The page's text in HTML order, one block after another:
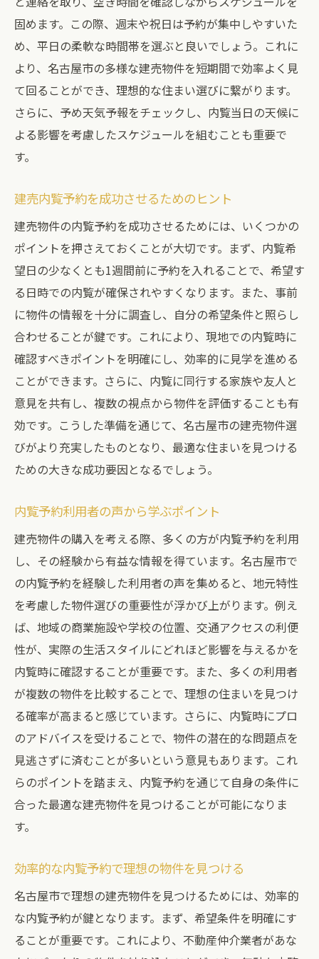
内覧予約で名古屋市の建売を見極めるコツ
効率的な内覧予約のための準備と計画
内覧予約を活用した賢い物件選び
地元特性を活かした建売選びで新生活をスター
ト
地元特性を知ることで得られる住まいの選
名古屋市の地元特性を反映した建売物件選
地元特性を活かした新生活のスタート方法
名古屋市の地域特性を考慮した建売選びの
コツ
ローカル情報で新生活をより豊かにする方
法
名古屋市ならではの地元特性を活かした建
売
安心の建売購入プロセスを名古屋市で体感
建売購入で重要なプロセスとその意義
名古屋市で安心の購入を実現する方法
サポート
ント
名古屋市の建売購入で安心感を得る秘訣
プロが教える安心の建売購入プロセス
有明ハウジングで名古屋市の建売物件を賢く選
ぶ
有明ハウジングの選び方で差がつく建売購
入
名古屋市の建売を見極めるためのポイント
賢い建売選びを実現するための秘訣
名古屋市での建売選びを成功させるための
方法
ント
固めます。この際、週末や祝日は予約が集中しやすいた
め、平日の柔軟な時間帯を選ぶと良いでしょう。これに
より、名古屋市の多様な建売物件を短期間で効率よく見
て回ることができ、理想的な住まい選びに繋がります。
さらに、予め天気予報をチェックし、内覧当日の天候に
よる影響を考慮したスケジュールを組むことも重要で
す。
建売内覧予約を成功させるためのヒント
建売物件の内覧予約を成功させるためには、いくつかの
ポイントを押さえておくことが大切です。まず、内覧希
望日の少なくとも1週間前に予約を入れることで、希望す
る日時での内覧が確保されやすくなります。また、事前
に物件の情報を十分に調査し、自分の希望条件と照らし
合わせることが鍵です。これにより、現地での内覧時に
確認すべきポイントを明確にし、効率的に見学を進める
ことができます。さらに、内覧に同行する家族や友人と
意見を共有し、複数の視点から物件を評価することも有
効です。こうした準備を通じて、名古屋市の建売物件選
びがより充実したものとなり、最適な住まいを見つける
ための大きな成功要因となるでしょう。
内覧予約利用者の声から学ぶポイント
建売物件の購入を考える際、多くの方が内覧予約を利用
し、その経験から有益な情報を得ています。名古屋市で
の内覧予約を経験した利用者の声を集めると、地元特性
を考慮した物件選びの重要性が浮かび上がります。例え
ば、地域の商業施設や学校の位置、交通アクセスの利便
性が、実際の生活スタイルにどれほど影響を与えるかを
内覧時に確認することが重要です。また、多くの利用者
が複数の物件を比較することで、理想の住まいを見つけ
る確率が高まると感じています。さらに、内覧時にプロ
のアドバイスを受けることで、物件の潜在的な問題点を
見逃さずに済むことが多いという意見もあります。これ
らのポイントを踏まえ、内覧予約を通じて自身の条件に
合った最適な建売物件を見つけることが可能になりま
す。
効率的な内覧予約で理想の物件を見つける
名古屋市で理想の建売物件を見つけるためには、効率的
な内覧予約が鍵となります。まず、希望条件を明確にす
ることが重要です。これにより、不動産仲介業者があな